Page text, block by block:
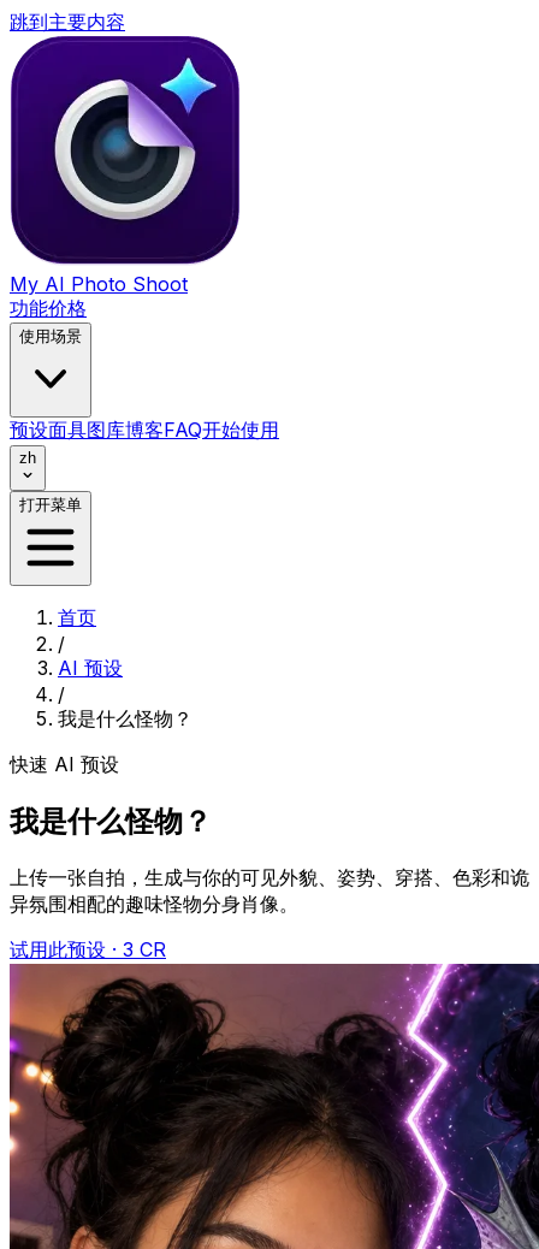
跳到主要内容
My AI Photo Shoot
功能价格
使用场景
预设面具图库博客FAQ开始使用
zh
打开菜单
首页
/
AI 预设
/
我是什么怪物？
快速 AI 预设
我是什么怪物？
上传一张自拍，生成与你的可见外貌、姿势、穿搭、色彩和诡
异氛围相配的趣味怪物分身肖像。
试用此预设 · 3 CR